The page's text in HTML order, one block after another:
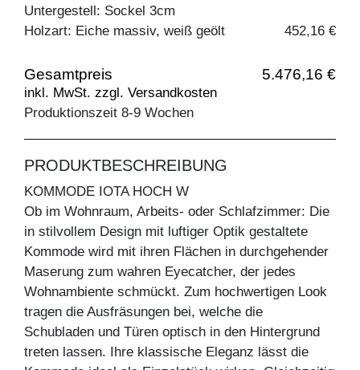
Untergestell: Sockel 3cm
Holzart: Eiche massiv, weiß geölt
452,16 €
Gesamtpreis 5.476,16 €
inkl. MwSt. zzgl. Versandkosten
Produktionszeit 8-9 Wochen
PRODUKTBESCHREIBUNG
KOMMODE IOTA HOCH W
Ob im Wohnraum, Arbeits- oder Schlafzimmer: Die
in stilvollem Design mit luftiger Optik gestaltete
Kommode wird mit ihren Flächen in durchgehender
Maserung zum wahren Eyecatcher, der jedes
Wohnambiente schmückt. Zum hochwertigen Look
tragen die Ausfräsungen bei, welche die
Schubladen und Türen optisch in den Hintergrund
treten lassen. Ihre klassische Eleganz lässt die